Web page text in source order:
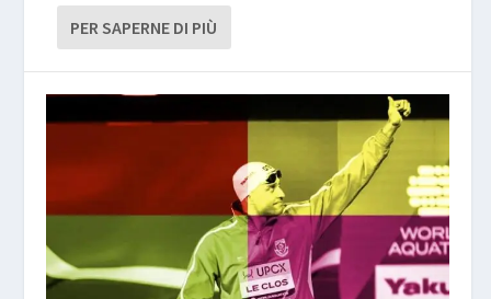
PER SAPERNE DI PIÙ